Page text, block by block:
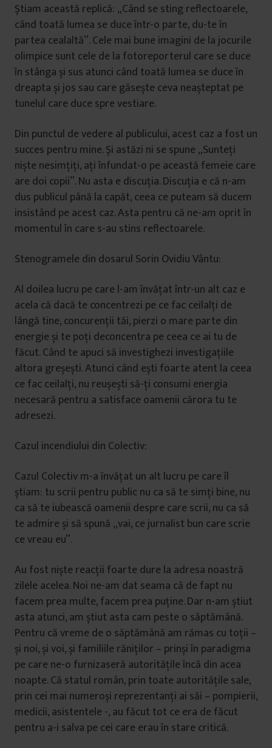
Știam această replică: „Când se sting reflectoarele,
când toată lumea se duce într-o parte, du-te în
partea cealaltă”. Cele mai bune imagini de la jocurile
olimpice sunt cele de la fotoreporterul care se duce
în stânga și sus atunci când toată lumea se duce în
dreapta și jos sau care găsește ceva neașteptat pe
tunelul care duce spre vestiare.
Din punctul de vedere al publicului, acest caz a fost un
succes pentru mine. Și astăzi ni se spune „Sunteți
niște nesimțiți, ați înfundat-o pe această femeie care
are doi copii”. Nu asta e discuția. Discuția e că n-am
dus publicul până la capăt, ceea ce puteam să ducem
insistând pe acest caz. Asta pentru că ne-am oprit în
momentul în care s-au stins reflectoarele.
Stenogramele din dosarul Sorin Ovidiu Vântu:
Al doilea lucru pe care l-am învățat într-un alt caz e
acela că dacă te concentrezi pe ce fac ceilalți de
lângă tine, concurenții tăi, pierzi o mare parte din
energie și te poți deconcentra pe ceea ce ai tu de
făcut. Când te apuci să investighezi investigațiile
altora greșești. Atunci când ești foarte atent la ceea
ce fac ceilalți, nu reușești să-ți consumi energia
necesară pentru a satisface oamenii cărora tu te
adresezi.
Cazul incendiului din Colectiv:
Cazul Colectiv m-a învățat un alt lucru pe care îl
știam: tu scrii pentru public nu ca să te simți bine, nu
ca să te iubească oamenii despre care scrii, nu ca să
te admire și să spună „vai, ce jurnalist bun care scrie
ce vreau eu”.
Au fost niște reacții foarte dure la adresa noastră
zilele acelea. Noi ne-am dat seama că de fapt nu
facem prea multe, facem prea puține. Dar n-am știut
asta atunci, am știut asta cam peste o săptămână.
Pentru că vreme de o săptămână am rămas cu toții –
și noi, și voi, și familiile răniților – prinși în paradigma
pe care ne-o furnizaseră autoritățile încă din acea
noapte. Că statul român, prin toate autoritățile sale,
prin cei mai numeroși reprezentanți ai săi – pompierii,
medicii, asistentele -, au făcut tot ce era de făcut
pentru a-i salva pe cei care erau în stare critică.